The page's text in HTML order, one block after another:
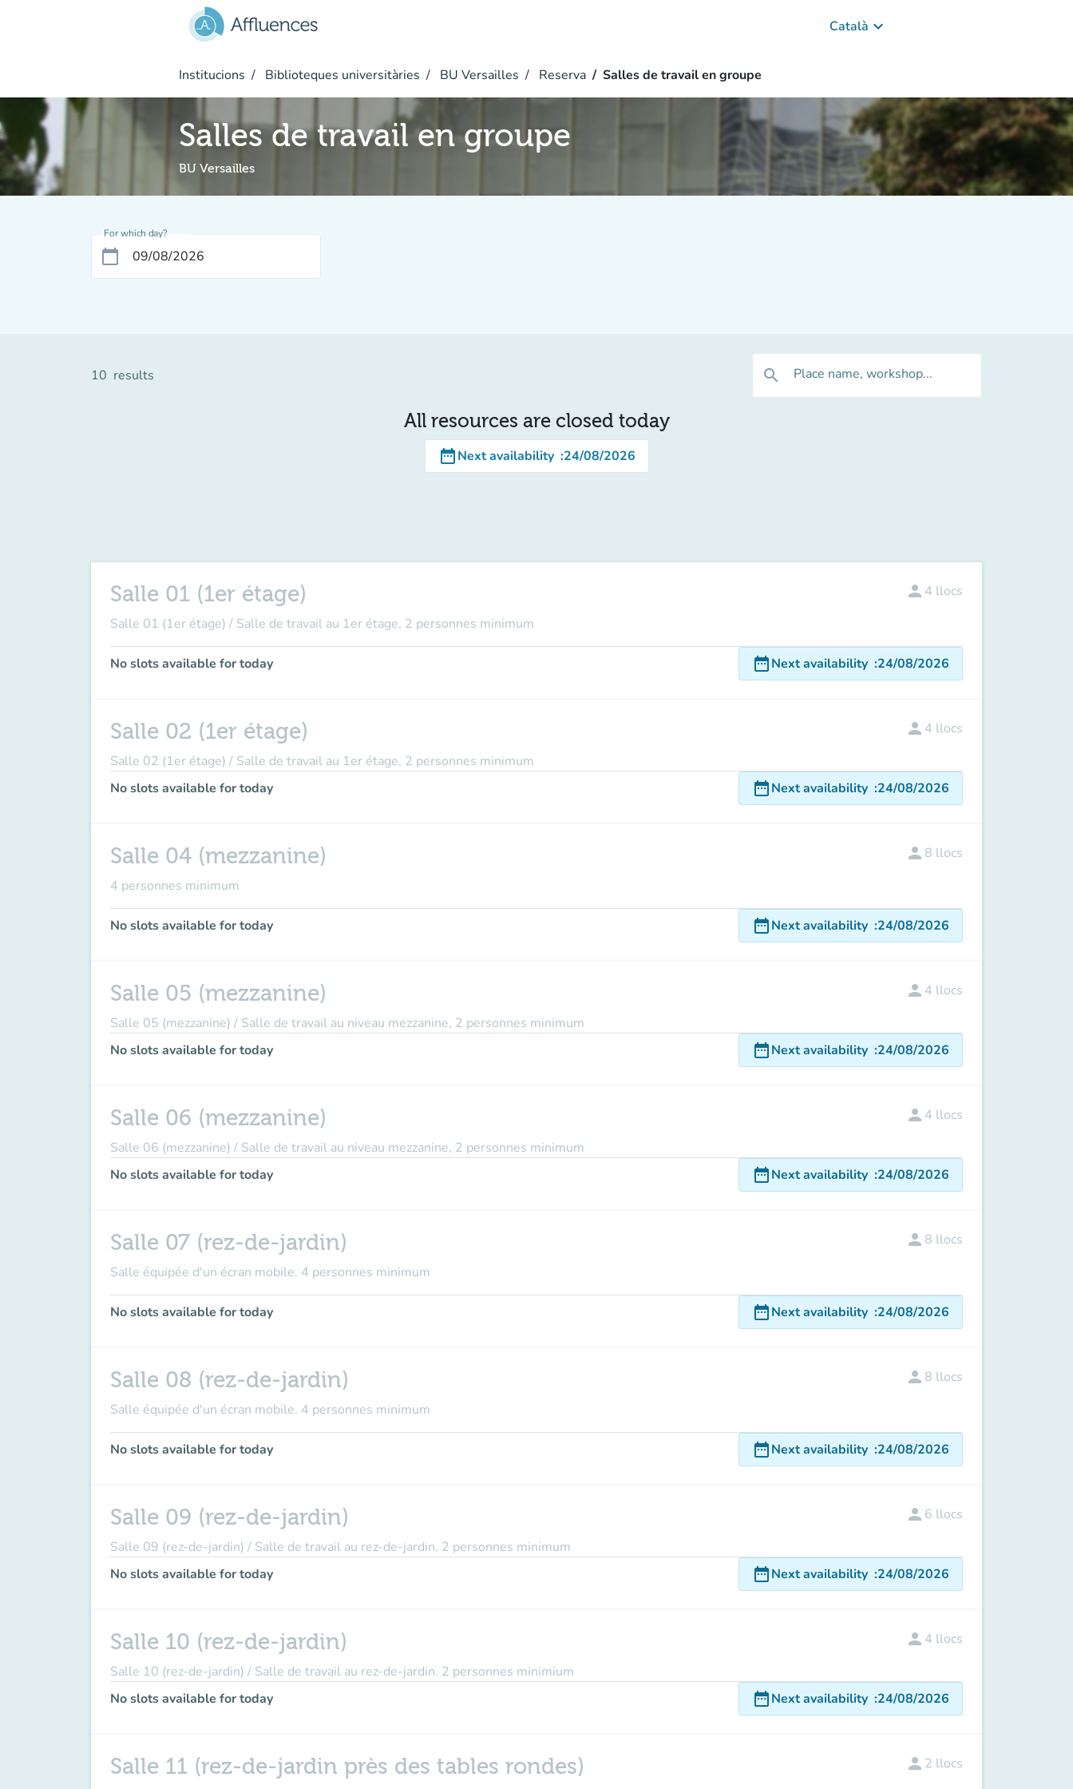
Català keyboard_arrow_down
Institucions Biblioteques universitàries BU Versailles Reserva Salles de travail en groupe
Salles de travail en groupe
BU Versailles
For which day?
calendar_today
10 results search Place name, workshop...
All resources are closed today
date_rangeNext availability :24/08/2026
Salle 01 (1er étage)
Salle 01 (1er étage) / Salle de travail au 1er étage, 2 personnes minimum
person 4 llocs
No slots available for today date_rangeNext availability :24/08/2026
Salle 02 (1er étage)
Salle 02 (1er étage) / Salle de travail au 1er étage, 2 personnes minimum
person 4 llocs
No slots available for today date_rangeNext availability :24/08/2026
Salle 04 (mezzanine)
4 personnes minimum
person 8 llocs
No slots available for today date_rangeNext availability :24/08/2026
Salle 05 (mezzanine)
Salle 05 (mezzanine) / Salle de travail au niveau mezzanine, 2 personnes minimum
person 4 llocs
No slots available for today date_rangeNext availability :24/08/2026
Salle 06 (mezzanine)
Salle 06 (mezzanine) / Salle de travail au niveau mezzanine, 2 personnes minimum
person 4 llocs
No slots available for today date_rangeNext availability :24/08/2026
Salle 07 (rez-de-jardin)
Salle équipée d'un écran mobile. 4 personnes minimum
person 8 llocs
No slots available for today date_rangeNext availability :24/08/2026
Salle 08 (rez-de-jardin)
Salle équipée d'un écran mobile. 4 personnes minimum
person 8 llocs
No slots available for today date_rangeNext availability :24/08/2026
Salle 09 (rez-de-jardin)
Salle 09 (rez-de-jardin) / Salle de travail au rez-de-jardin. 2 personnes minimum
person 6 llocs
No slots available for today date_rangeNext availability :24/08/2026
Salle 10 (rez-de-jardin)
Salle 10 (rez-de-jardin) / Salle de travail au rez-de-jardin. 2 personnes minimium
person 4 llocs
No slots available for today date_rangeNext availability :24/08/2026
Salle 11 (rez-de-jardin près des tables rondes) person 2 llocs